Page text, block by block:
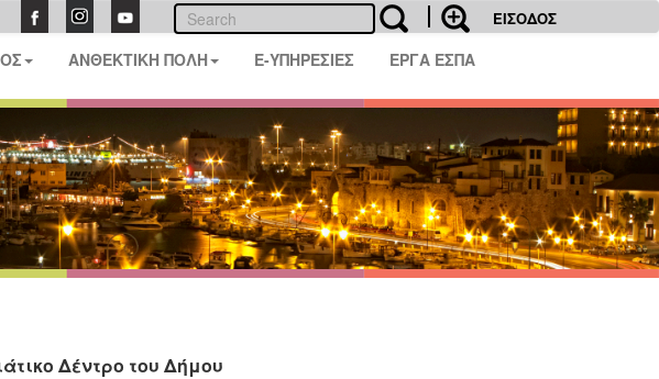
ΕΙΣΟΔΟΣ
ΑΝΘΕΚΤΙΚΗ ΠΟΛΗ E-ΥΠΗΡΕΣΙΕΣ ΕΡΓΑ ΕΣΠΑ
Δέντρο του Δήμου